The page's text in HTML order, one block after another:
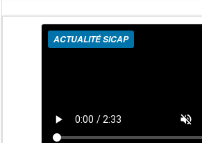
ACTUALITÉ SICAP